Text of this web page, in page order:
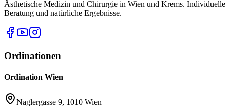
Ästhetische Medizin und Chirurgie in Wien und Krems. Individuelle
Beratung und natürliche Ergebnisse.
Ordinationen
Ordination Wien
Naglergasse 9, 1010 Wien